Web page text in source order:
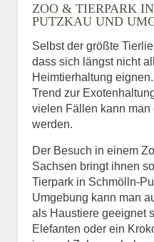
ZOO & TIERPARK
PUTZKAU UND
Selbst der größte
dass sich längst nicht
Heimtierhaltung
Trend zur
vielen Fällen kann man
werden.
Der Besuch in einem
Sachsen bringt ihnen
Tierpark in Schmölln-
Umgebung kann man
als Haustiere geeignet
Elefanten oder ein